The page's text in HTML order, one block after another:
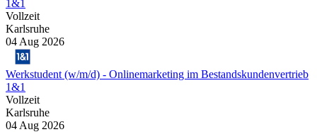
1&1
Vollzeit
Karlsruhe
04 Aug 2026
Werkstudent (w/m/d) - Onlinemarketing im Bestandskundenvertrieb
1&1
Vollzeit
Karlsruhe
04 Aug 2026